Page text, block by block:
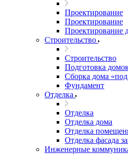
Проектирование
Проектирование
Проектирование
Строительство
Строительство
Подготовка
Сборка дома
Фундамент
Отделка
Отделка
Отделка дома
Отделка
Отделка фасада
Инженерные